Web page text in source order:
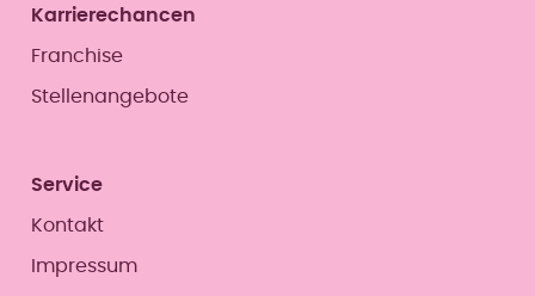
Karrierechancen
Franchise
Stellenangebote
Service
Kontakt
Impressum